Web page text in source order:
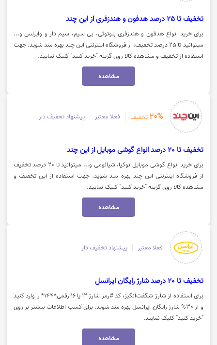
تخفیف تا 25 درصد هدفون و هندزفری از این چند
برای خرید انواع هدفون و هندزفری بلوتوثی، بی سیم، سیم دار و وایرلس و...
میتوانید تا 25 درصد تخفیف، از فروشگاه اینترنتی این چند بهره مند شوید. جهت
استفاده از تخفیف و مشاهده کالا روی گزینه "خرید کنید" کلیک نمایید.
مشاهده
20% تخفیف فعلا معتبر پیشنهاد تخفیف دار
تخفیف تا 20 درصد انواع گوشی موبایل از این چند
برای خرید انواع گوشی موبایل نوکیا، شیائومی و... میتوانید تا 20 درصد تخفیف
از فروشگاه اینترنتی این چند بهره مند شوید. جهت استفاده از این تخفیف و
مشاهده کالا روی گزینه "خرید کنید" کلیک نمایید.
مشاهده
فعلا معتبر پیشنهاد تخفیف دار
تخفیف تا 20 درصد شارژ رایگان ایرانسل
برای استفاده از شارژ شگفت‌انگیز، کد #رمز شارژ ۱۲ یا ۱۶ رقمی*۱۴۴* را وارد کنید
و از 30% شارژ رایگان ایرانسل بهره مند شوید. برای کسب اطلاعات بیشتر بر روی
"خرید کنید" کلیک نمایید.
مشاهده